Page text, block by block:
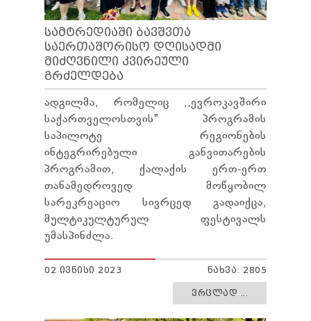
ᲡᲐᲛᲢᲠᲔᲓᲘᲐᲨᲘ ᲑᲐᲕᲨᲕᲗᲐ
ᲡᲐᲔᲠᲗᲐᲨᲝᲠᲘᲡᲝ ᲓᲦᲘᲡᲐᲓᲛᲘ
ᲛᲘᲫᲦᲕᲜᲘᲚᲘ ᲙᲕᲘᲠᲔᲣᲚᲘ
ᲒᲠᲫᲔᲚᲓᲔᲑᲐ
ადგილმა, რომელიც ,,ევროკავშირი
საქართველოსთვის" პროგრამის
საპილოტე რეგიონების
ინტეგრირებული განვითარების
პროგრამით, ქალაქის ერთ-ერთ
თანამედროვედ მოწყობილ
სარეკრეაციო სივრცედ გადაიქცა,
მულტიკულტურულ ფესტივალს
უმასპინძლა.
02 ᲘᲕᲜᲘᲡᲘ 2023 ᲜᲐᲮᲕᲐ: 2805
ᲕᲠᲪᲚᲐᲓ ...